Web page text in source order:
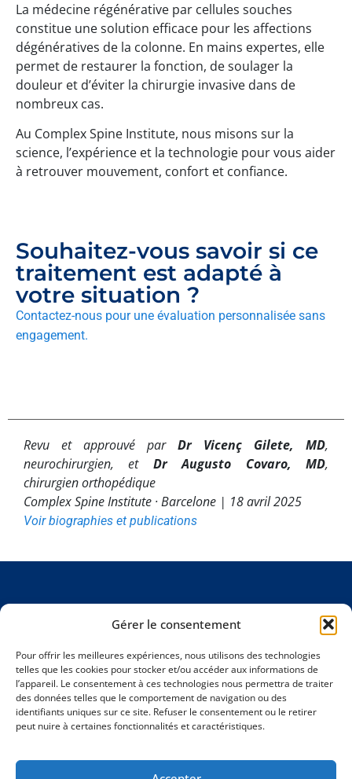
Gérer le consentement
Pour offrir les meilleures expériences, nous utilisons des technologies
telles que les cookies pour stocker et/ou accéder aux informations de
l’appareil. Le consentement à ces technologies nous permettra de traiter
des données telles que le comportement de navigation ou des
identifiants uniques sur ce site. Refuser le consentement ou le retirer
peut nuire à certaines fonctionnalités et caractéristiques.
La médecine régénérative par cellules souches
constitue une solution efficace pour les affections
dégénératives de la colonne. En mains expertes, elle
permet de restaurer la fonction, de soulager la
douleur et d’éviter la chirurgie invasive dans de
nombreux cas.
Au Complex Spine Institute, nous misons sur la
science, l’expérience et la technologie pour vous aider
à retrouver mouvement, confort et confiance.
Souhaitez-vous savoir si ce
traitement est adapté à
votre situation ?
Contactez-nous pour une évaluation personnalisée sans
engagement.
Revu et approuvé par Dr Vicenç Gilete, MD,
neurochirurgien, et Dr Augusto Covaro, MD,
chirurgien orthopédique
Complex Spine Institute · Barcelone | 18 avril 2025
Voir biographies et publications
© 2026
Complex
Links
Traitements
Blog et
actualités
Temoignages
Adresse
Teknon
Salles de
consultation Marquesa,
bureau 24.
Rue Vilana 12,
Barcelone,
Calendrier
Vendredi :
9 h–18 h
(CET)
Mentions
légales
Politique
de
confidentialité
relative